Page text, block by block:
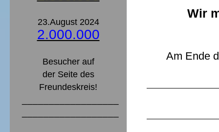
Wir
Am Ende
23.August 2024
2.000.000
Besucher auf
der Seite des
Freundeskreis!